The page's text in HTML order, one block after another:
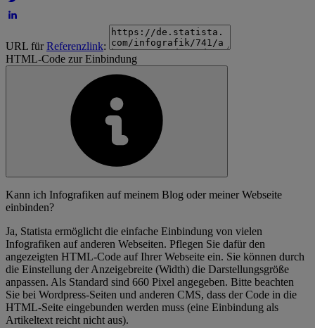
URL fürReferenzlink:
HTML-Code zur Einbindung
Kann ich Infografiken auf meinem Blog oder meiner Webseite
einbinden?
Ja, Statista ermöglicht die einfache Einbindung von vielen
Infografiken auf anderen Webseiten. Pflegen Sie dafür den
angezeigten HTML-Code auf Ihrer Webseite ein. Sie können durch
die Einstellung der Anzeigebreite (Width) die Darstellungsgröße
anpassen. Als Standard sind 660 Pixel angegeben. Bitte beachten
Sie bei Wordpress-Seiten und anderen CMS, dass der Code in die
HTML-Seite eingebunden werden muss (eine Einbindung als
Artikeltext reicht nicht aus).